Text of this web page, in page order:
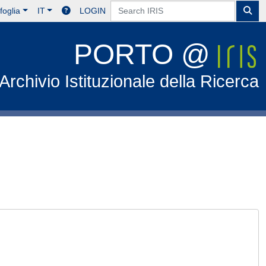
IT LOGIN
PORTO @
Istituzionale della Ricerca